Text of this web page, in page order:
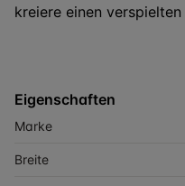
kreiere einen
Eigenschaften
Marke
Breite